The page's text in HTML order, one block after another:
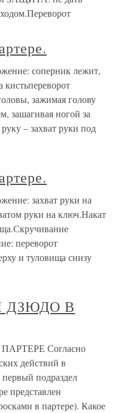
соперник лежит,
кистьпереворот
зажимая голову
зашагивая ногой за
– захват руки под
захват руки на
руки на ключ.Накат
переворот
и туловища снизу
ДЗЮДО В
Согласно
действий в
подраздел
представлен
в партере). Какое